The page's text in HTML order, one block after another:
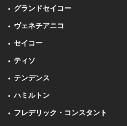
グランドセイコー
ヴェネチアニコ
セイコー
ティソ
テンデンス
ハミルトン
フレデリック・コンスタント